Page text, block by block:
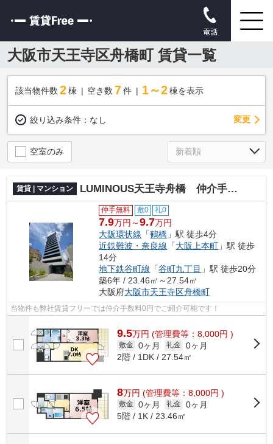
電話
大阪市天王寺区舟橋町 賃貸一覧
該当物件数 2棟 空き数 7 件 1～2 棟を表示
絞り込み条件： なし 変更
空室のみ
賃貸 | マンション LUMINOUS天王寺舟橋 仲介手数料無料
仲手無料 敷0 礼0
7.9万円～9.7万円
大阪環状線 「鶴橋 」駅 徒歩4分
近鉄難波・奈良線 「大阪上本町 」駅 徒歩
14分
地下鉄谷町線 「谷町九丁目 」駅 徒歩20分
築6年 / 23.46㎡～27.54㎡
大阪府大阪市天王寺区舟橋町
当物件も弊社賃貸フリーでは仲介手数料0円でご紹介可能です！
9.5万円 (管理費等：8,000円 )
敷金 0ヶ月 礼金 0ヶ月
2階 / 1DK / 27.54㎡
8万円 (管理費等：8,000円 )
敷金 0ヶ月 礼金 0ヶ月
5階 / 1K / 23.46㎡